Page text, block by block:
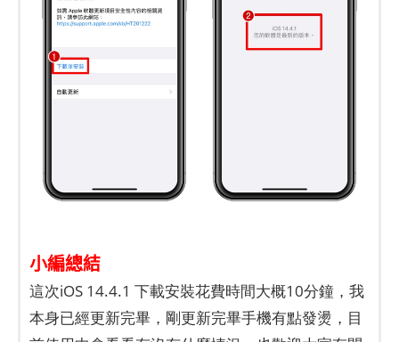
小編總結
這次iOS 14.4.1 下載安裝花費時間大概10分鐘，我
本身已經更新完畢，剛更新完畢手機有點發燙，目